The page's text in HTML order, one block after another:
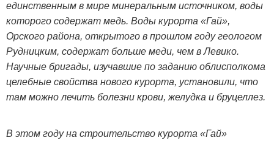
единственным в мире минеральным источником, воды
которого содержат медь. Воды курорта «Гай»,
Орского района, открытого в прошлом году геологом
Рудницким, содержат больше меди, чем в Левико.
Научные бригады, изучавшие по заданию облисполкома
целебные свойства нового курорта, установили, что
там можно лечить болезни крови, желудка и бруцеллез.
В этом году на строительство курорта «Гай»